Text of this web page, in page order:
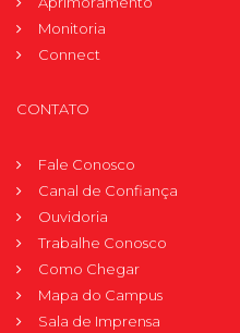
Monitoria
Connect
CONTATO
Fale Conosco
Canal de Confiança
Ouvidoria
Trabalhe Conosco
Como Chegar
Mapa do Campus
Sala de Imprensa